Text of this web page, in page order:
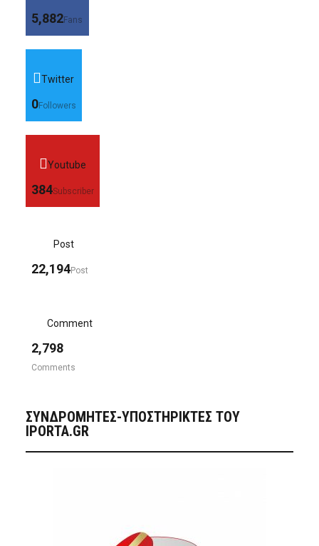
5,882Fans
Twitter
0Followers
Youtube
384Subscriber
Post
22,194Post
Comment
2,798
Comments
ΣΥΝΔΡΟΜΗΤΈΣ-ΥΠΟΣΤΗΡΙΚΤΈΣ ΤΟΥ
IPORTA.GR